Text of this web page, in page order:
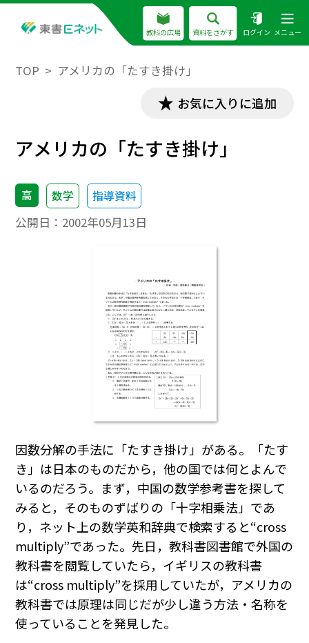
教科の広場 資料をさがす ログイン メニュー
TOP アメリカの「たすき掛け」
お気に入りに追加
アメリカの「たすき掛け」
高 数学 指導資料
公開日： 2002年05月13日
因数分解の手法に「たすき掛け」がある。「たす
き」は日本のものだから，他の国では何とよんで
いるのだろう。まず，中国の数学参考書を探して
みると，そのものずばりの「十字相乗法」であ
り，ネット上の数学英和辞典で検索すると“cross
multiply”であった。先日，教科書図書館で外国の
教科書を閲覧していたら，イギリスの教科書
は“cross multiply”を採用していたが，アメリカの
教科書では原理は同じだが少し違う方法・名称を
使っていることを発見した。